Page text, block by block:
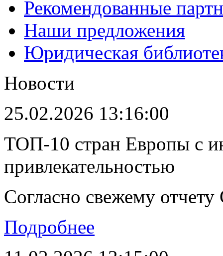
Рекомендованные
Наши предложения
Юридическая
Новости
25.02.2026 13:16:00
ТОП-10 стран Европы с
привлекательностью
Согласно свежему
Подробнее